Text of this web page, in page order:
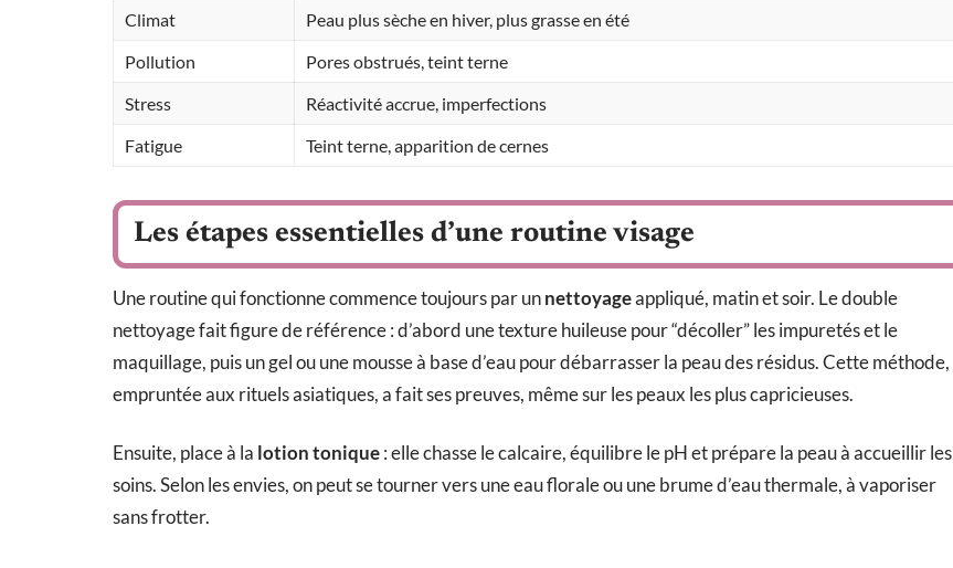
Climat
Peau plus sèche en hiver, plus grasse en été
Pollution
Pores obstrués, teint terne
Stress
Réactivité accrue, imperfections
Fatigue
Teint terne, apparition de cernes
Les étapes essentielles d’une routine visage
Une routine qui fonctionne commence toujours par unnettoyageappliqué, matin et soir. Le double
nettoyage fait figure de référence : d’abord une texture huileuse pour “décoller” les impuretés et le
maquillage, puis un gel ou une mousse à base d’eau pour débarrasser la peau des résidus. Cette méthode,
empruntée aux rituels asiatiques, a fait ses preuves, même sur les peaux les plus capricieuses.
Ensuite, place à la lotion tonique: elle chasse le calcaire, équilibre le pH et prépare la peau à accueillir les
soins. Selon les envies, on peut se tourner vers une eau florale ou une brume d’eau thermale, à vaporiser
sans frotter.